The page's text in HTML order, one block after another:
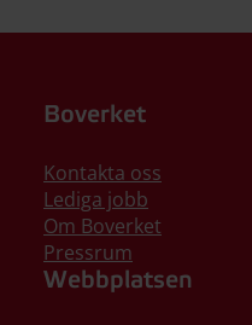
Boverket
Kontakta oss
Lediga jobb
Om Boverket
Pressrum
Webbplatsen